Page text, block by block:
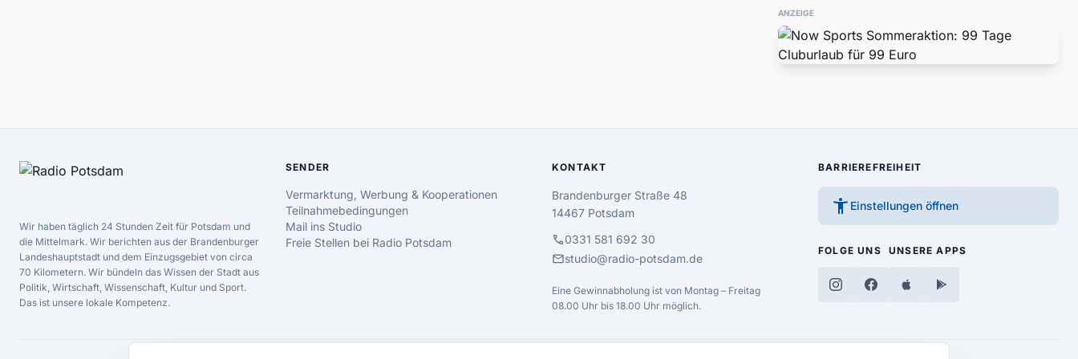
ANZEIGE
Wir haben täglich 24 Stunden Zeit für Potsdam und
die Mittelmark. Wir berichten aus der Brandenburger
Landeshauptstadt und dem Einzugsgebiet von circa
70 Kilometern. Wir bündeln das Wissen der Stadt aus
Politik, Wirtschaft, Wissenschaft, Kultur und Sport.
Das ist unsere lokale Kompetenz.
SENDER
Vermarktung, Werbung & Kooperationen
Teilnahmebedingungen
Mail ins Studio
Freie Stellen bei Radio Potsdam
KONTAKT
Brandenburger Straße 48
14467 Potsdam
call0331 581 692 30
mailstudio@radio-potsdam.de
Eine Gewinnabholung ist von Montag – Freitag
08.00 Uhr bis 18.00 Uhr möglich.
BARRIEREFREIHEIT
accessibility_new Einstellungen öffnen
FOLGE UNS UNSERE APPS